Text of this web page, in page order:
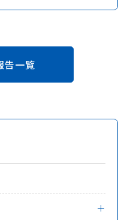
告一覧